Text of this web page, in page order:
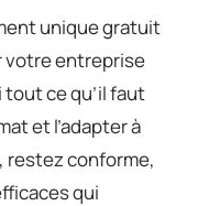
unique gratuit
votre entreprise
ce qu’il faut
et l’adapter à
restez conforme,
qui